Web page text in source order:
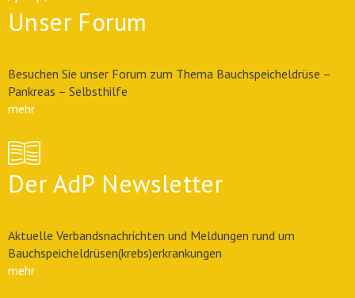
Unser Forum
Besuchen Sie unser Forum zum Thema Bauchspeicheldrüse –
Pankreas – Selbsthilfe
mehr
Der AdP Newsletter
Aktuelle Verbandsnachrichten und Meldungen rund um
Bauchspeicheldrüsen(krebs)erkrankungen
mehr